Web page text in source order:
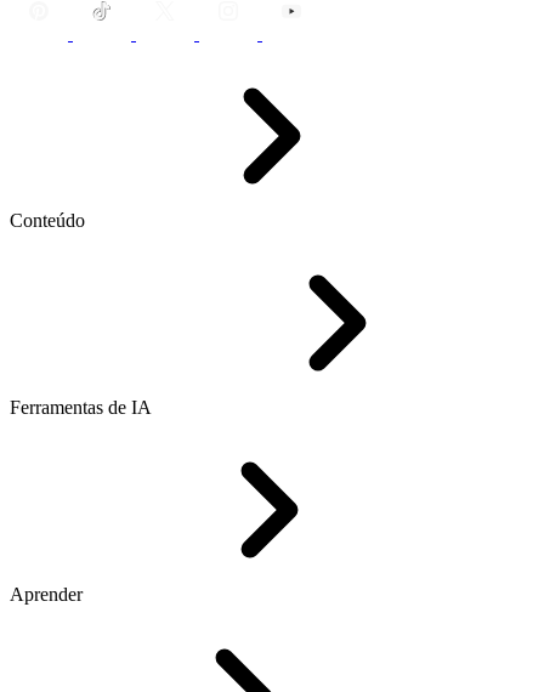
Conteúdo
Ferramentas de IA
Aprender